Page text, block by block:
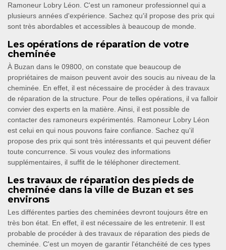
Ramoneur Lobry Léon. C'est un ramoneur professionnel qui a
plusieurs années d'expérience. Sachez qu'il propose des prix qui
sont très abordables et accessibles à beaucoup de monde.
Les opérations de réparation de votre
cheminée
À Buzan dans le 09800, on constate que beaucoup de
propriétaires de maison peuvent avoir des soucis au niveau de la
cheminée. En effet, il est nécessaire de procéder à des travaux
de réparation de la structure. Pour de telles opérations, il va falloir
convier des experts en la matière. Ainsi, il est possible de
contacter des ramoneurs expérimentés. Ramoneur Lobry Léon
est celui en qui nous pouvons faire confiance. Sachez qu'il
propose des prix qui sont très intéressants et qui peuvent défier
toute concurrence. Si vous voulez des informations
supplémentaires, il suffit de le téléphoner directement.
Les travaux de réparation des pieds de
cheminée dans la ville de Buzan et ses
environs
Les différentes parties des cheminées devront toujours être en
très bon état. En effet, il est nécessaire de les entretenir. Il est
probable de procéder à des travaux de réparation des pieds de
cheminée. C'est un moyen de garantir l'étanchéité de ces types